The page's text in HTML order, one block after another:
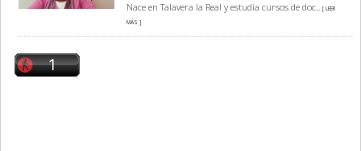
Nace en Talavera la Real y estudia cursos de doc... [ LEER
MÁS ]